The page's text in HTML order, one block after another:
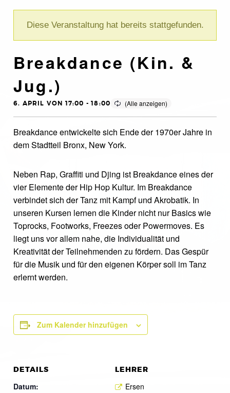
Diese Veranstaltung hat bereits stattgefunden.
Breakdance (Kin. &
Jug.)
6. APRIL VON 17:00 -18:00
Breakdance entwickelte sich Ende der 1970er Jahre in
dem Stadtteil Bronx, New York.
Neben Rap, Graffiti und Djing ist Breakdance eines der
vier Elemente der Hip Hop Kultur. Im Breakdance
verbindet sich der Tanz mit Kampf und Akrobatik. In
unseren Kursen lernen die Kinder nicht nur Basics wie
Toprocks, Footworks, Freezes oder Powermoves. Es
liegt uns vor allem nahe, die Individualität und
Kreativität der Teilnehmenden zu fördern. Das Gespür
für die Musik und für den eigenen Körper soll im Tanz
erlernt werden.
Zum Kalender hinzufügen
DETAILS
Datum:
LEHRER
Ersen